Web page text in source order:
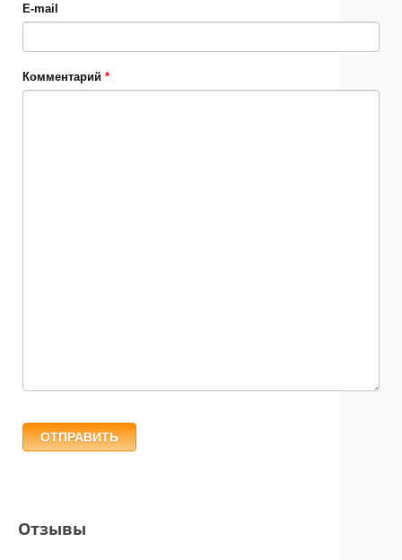
E-mail
Комментарий *
ОТПРАВИТЬ
Отзывы